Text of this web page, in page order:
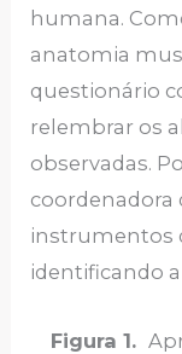
humana.
anatomia
questionário
relembrar os
observadas.
coordenadora
instrumentos
identificando
Figura 1.